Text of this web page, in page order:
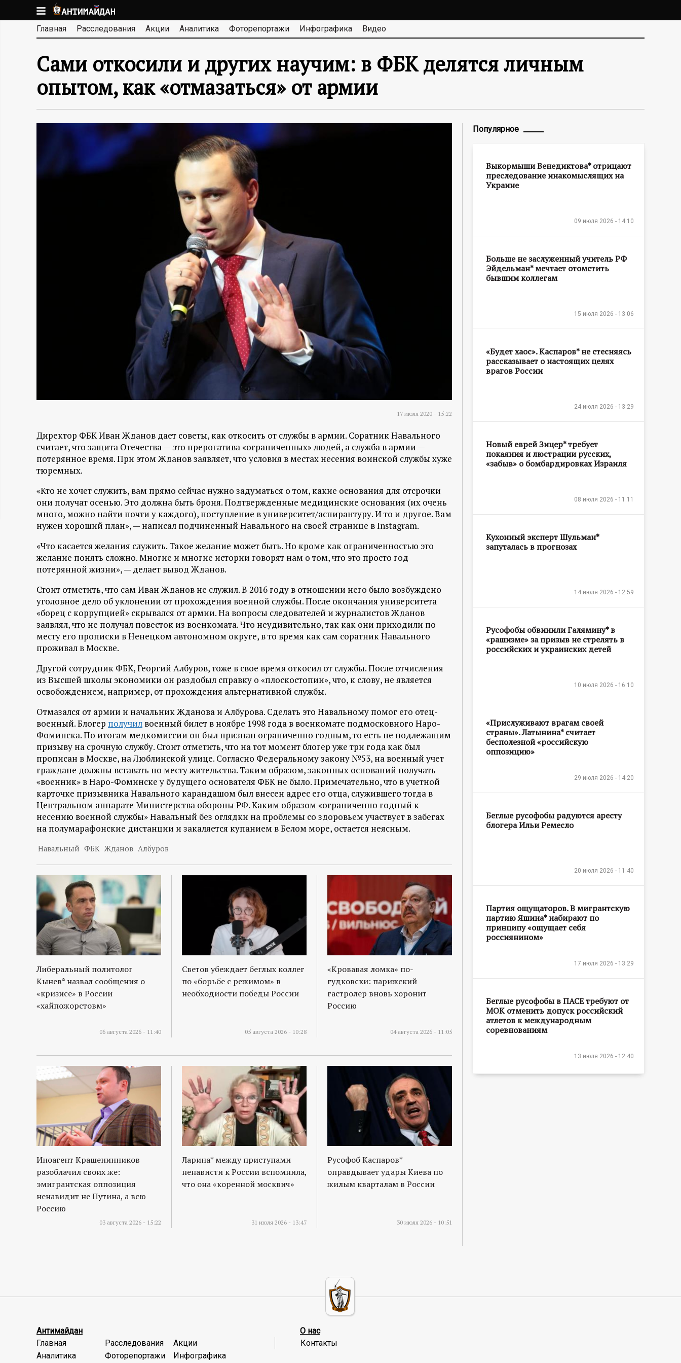
к
основномуА
Н
Т
И
М
Й
р
а
ц
и
о
н
н
ы
й
п
о
р
т
а
л
Главная Расследования Акции Аналитика Фоторепортажи Инфографика Видео
Сами откосили и других научим: в ФБК делятся личным
опытом, как «отмазаться» от армии
17 июля 2020 - 15:22
Директор ФБК Иван Жданов дает советы, как откосить от службы в армии. Соратник Навального
считает, что защита Отечества — это прерогатива «ограниченных» людей, а служба в армии —
потерянное время. При этом Жданов заявляет, что условия в местах несения воинской службы хуже
тюремных.
«Кто не хочет служить, вам прямо сейчас нужно задуматься о том, какие основания для отсрочки
они получат осенью. Это должна быть броня. Подтвержденные медицинские основания (их очень
много, можно найти почти у каждого), поступление в университет/аспирантуру. И то и другое. Вам
нужен хороший план», — написал подчиненный Навального на своей странице в Instagram.
«Что касается желания служить. Такое желание может быть. Но кроме как ограниченностью это
желание понять сложно. Многие и многие истории говорят нам о том, что это просто год
потерянной жизни», — делает вывод Жданов.
Стоит отметить, что сам Иван Жданов не служил. В 2016 году в отношении него было возбуждено
уголовное дело об уклонении от прохождения военной службы. После окончания университета
«борец с коррупцией» скрывался от армии. На вопросы следователей и журналистов Жданов
заявлял, что не получал повесток из военкомата. Что неудивительно, так как они приходили по
месту его прописки в Ненецком автономном округе, в то время как сам соратник Навального
проживал в Москве.
Другой сотрудник ФБК, Георгий Албуров, тоже в свое время откосил от службы. После отчисления
из Высшей школы экономики он раздобыл справку о «плоскостопии», что, к слову, не является
освобождением, например, от прохождения альтернативной службы.
Отмазался от армии и начальник Жданова и Албурова. Сделать это Навальному помог его отец-
военный. Блогер получил военный билет в ноябре 1998 года в военкомате подмосковного Наро-
Фоминска. По итогам медкомиссии он был признан ограниченно годным, то есть не подлежащим
призыву на срочную службу. Стоит отметить, что на тот момент блогер уже три года как был
прописан в Москве, на Люблинской улице. Согласно Федеральному закону №53, на военный учет
граждане должны вставать по месту жительства. Таким образом, законных оснований получать
«военник» в Наро-Фоминске у будущего основателя ФБК не было. Примечательно, что в учетной
карточке призывника Навального карандашом был внесен адрес его отца, служившего тогда в
Центральном аппарате Министерства обороны РФ. Каким образом «ограниченно годный к
несению военной службы» Навальный без оглядки на проблемы со здоровьем участвует в забегах
на полумарафонские дистанции и закаляется купанием в Белом море, остается неясным.
Навальный ФБК Жданов Албуров
Либеральный политолог
Кынев* назвал сообщения о
«кризисе» в России
«хайпожорстовм»
06 августа 2026 - 11:40
Светов убеждает беглых коллег
по «борьбе с режимом» в
необходиости победы России
05 августа 2026 - 10:28
«Кровавая ломка» по-
гудковски: парижский
гастролер вновь хоронит
Россию
04 августа 2026 - 11:05
Иноагент Крашенинников
разоблачил своих же:
эмигрантская оппозиция
ненавидит не Путина, а всю
Россию
03 августа 2026 - 15:22
Ларина* между приступами
ненависти к России вспомнила,
что она «коренной москвич»
31 июля 2026 - 13:47
Русофоб Каспаров*
оправдывает удары Киева по
жилым кварталам в России
30 июля 2026 - 10:51
Популярное
Выкормыши Венедиктова* отрицают
преследование инакомыслящих на
Украине
09 июля 2026 - 14:10
Больше не заслуженный учитель РФ
Эйдельман* мечтает отомстить
бывшим коллегам
15 июля 2026 - 13:06
«Будет хаос». Каспаров* не стесняясь
рассказывает о настоящих целях
врагов России
24 июля 2026 - 13:29
Новый еврей Зицер* требует
покаяния и люстрации русских,
«забыв» о бомбардировках Израиля
08 июля 2026 - 11:11
Кухонный эксперт Шульман*
запуталась в прогнозах
14 июля 2026 - 12:59
Русофобы обвинили Галямину* в
«рашизме» за призыв не стрелять в
российских и украинских детей
10 июля 2026 - 16:10
«Прислуживают врагам своей
страны». Латынина* считает
бесполезной «российскую
оппозицию»
29 июля 2026 - 14:20
Беглые русофобы радуются аресту
блогера Ильи Ремесло
20 июля 2026 - 11:40
Партия ощущаторов. В мигрантскую
партию Яшина* набирают по
принципу «ощущает себя
россиянином»
17 июля 2026 - 13:29
Беглые русофобы в ПАСЕ требуют от
МОК отменить допуск российский
атлетов к международным
соревнованиям
13 июля 2026 - 12:40
Антимайдан
Главная
Расследования
Акции
Аналитика
Фоторепортажи Инфографика
О нас
Контакты